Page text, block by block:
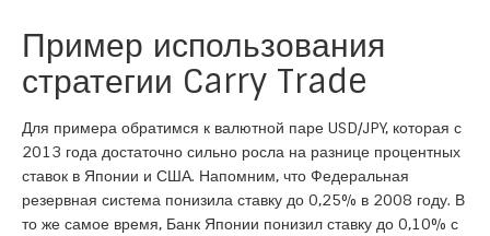
Пример использования
стратегии Carry Trade
Для примера обратимся к валютной паре USD/JPY, которая с
2013 года достаточно сильно росла на разнице процентных
ставок в Японии и США. Напомним, что Федеральная
резервная система понизила ставку до 0,25% в 2008 году. В
то же самое время, Банк Японии понизил ставку до 0,10% с